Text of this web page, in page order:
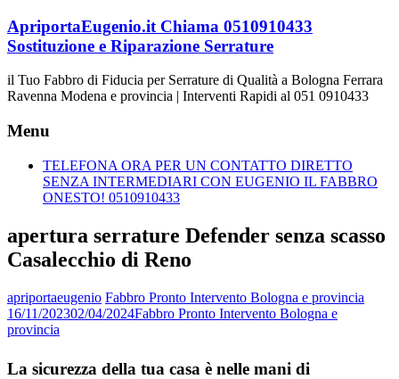
Vai
al
contenuto
ApriportaEugenio.it Chiama 0510910433
Sostituzione e Riparazione Serrature
il Tuo Fabbro di Fiducia per Serrature di Qualità a Bologna Ferrara
Ravenna Modena e provincia | Interventi Rapidi al 051 0910433
Menu
TELEFONA ORA PER UN CONTATTO DIRETTO
SENZA INTERMEDIARI CON EUGENIO IL FABBRO
ONESTO! 0510910433
apertura serrature Defender senza scasso
Casalecchio di Reno
apriportaeugenio Fabbro Pronto Intervento Bologna e provincia
16/11/202302/04/2024Fabbro Pronto Intervento Bologna e
provincia
La sicurezza della tua casa è nelle mani di